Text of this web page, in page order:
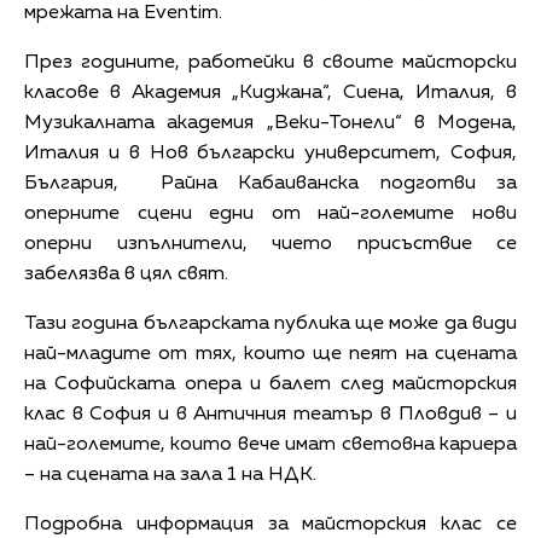
мрежата на Еventim.
През годините, работейки в своите майсторски
класове в Академия „Киджана“, Сиена, Италия, в
Музикалната академия „Веки-Тонели“ в Модена,
Италия и в Нов български университет, София,
България, Райна Кабаиванска подготви за
оперните сцени едни от най-големите нови
оперни изпълнители, чието присъствие се
забелязва в цял свят.
Тази година българската публика ще може да види
най-младите от тях, които ще пеят на сцената
на Софийската опера и балет след майсторския
клас в София и в Античния театър в Пловдив – и
най-големите, които вече имат световна кариера
– на сцената на зала 1 на НДК.
Подробна информация за майсторския клас се